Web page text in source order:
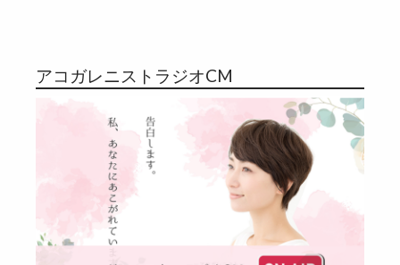
アコガレニストラジオCM